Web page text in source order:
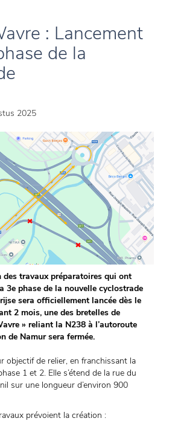
: Lancement
de la
2025
travaux préparatoires qui ont
3e phase de la nouvelle cyclostrade
sera officiellement lancée dès le
2 mois, une des bretelles de
» reliant la N238 à l’autoroute
de Namur sera fermée.
objectif de relier, en franchissant la
1 et 2. Elle s’étend de la rue du
sur une longueur d’environ 900
prévoient la création :